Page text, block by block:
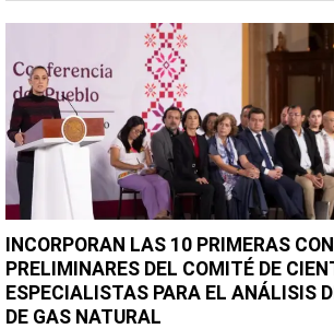
INCORPORAN LAS 10 PRIMERAS
PRELIMINARES DEL COMITÉ DE
ESPECIALISTAS PARA EL ANÁLISIS
DE GAS NATURAL